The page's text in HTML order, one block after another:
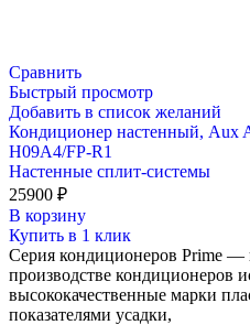
Сравнить
Быстрый просмотр
Добавить в список желаний
Кондиционер настенный, Aux
H09A4/FP-R1
Настенные сплит-системы
25900 ₽
В корзину
Купить в 1 клик
Серия кондиционеров Prime —
производстве кондиционеров
высококачественные марки
показателями усадки,